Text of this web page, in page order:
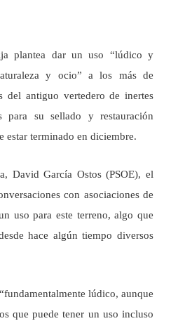
plantea dar un uso “lúdico y
y ocio” a los más de
del antiguo vertedero de inertes
para su sellado y restauración
estar terminado en diciembre.
David García Ostos (PSOE), el
con asociaciones de
uso para este terreno, algo que
hace algún tiempo diversos
lúdico, aunque
que puede tener un uso incluso